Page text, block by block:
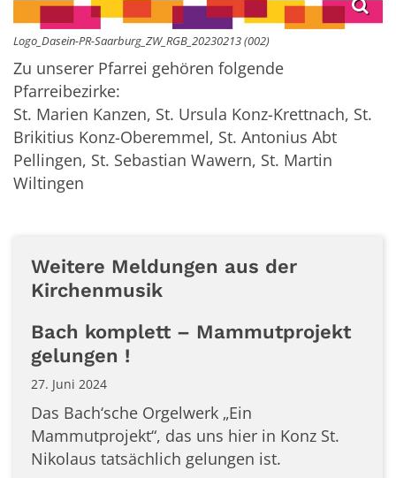
Logo_Dasein-PR-Saarburg_ZW_RGB_20230213 (002)
Zu unserer Pfarrei gehören folgende
Pfarreibezirke:
St. Marien Kanzen, St. Ursula Konz-Krettnach, St.
Brikitius Konz-Oberemmel, St. Antonius Abt
Pellingen, St. Sebastian Wawern, St. Martin
Wiltingen
Weitere Meldungen aus der
Kirchenmusik
Bach komplett – Mammutprojekt
gelungen !
27. Juni 2024
Das Bach‘sche Orgelwerk „Ein
Mammutprojekt“, das uns hier in Konz St.
Nikolaus tatsächlich gelungen ist.